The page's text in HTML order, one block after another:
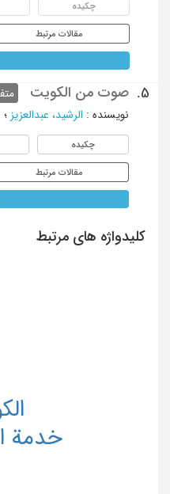
چکیده
مقالات مرتبط
5. صوت من الکویت
نویسنده : الرشید، عبدالعزیز ؛
چکیده
مقالات مرتبط
کلیدواژه های مرتبط
خدمة